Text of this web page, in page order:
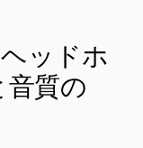
ッドホ
音質の